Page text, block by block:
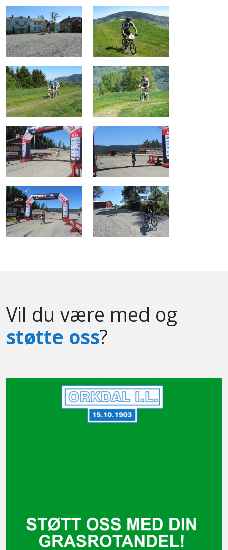
Vil du være med og
støtte oss?